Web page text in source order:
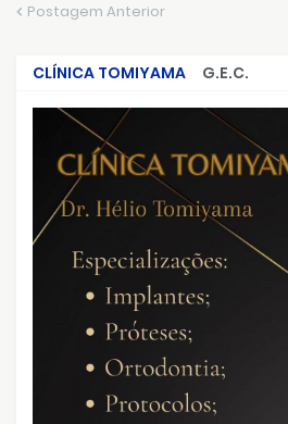
Postagem Anterior
CLÍNICA TOMIYAMA
G.E.C.
CRIMES QUE ABALARAM O BRASIL